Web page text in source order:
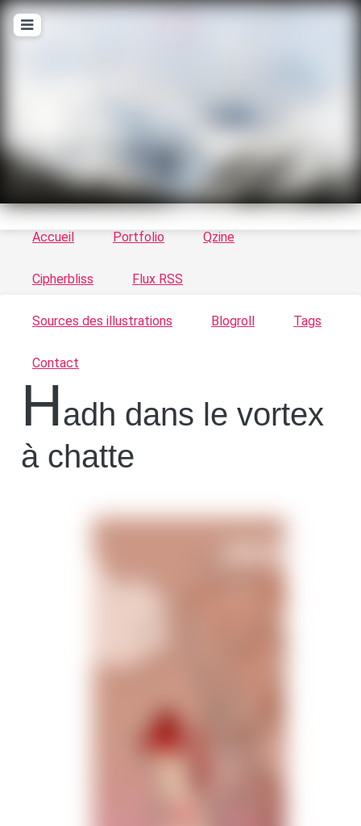
Le vortex à chats - Illustrations, trucs en tout
genre par Tykayn
Accueil Portfolio Qzine
Cipherbliss Flux RSS
Sources des illustrations Blogroll Tags
Contact
Hadh dans le vortex
à chatte